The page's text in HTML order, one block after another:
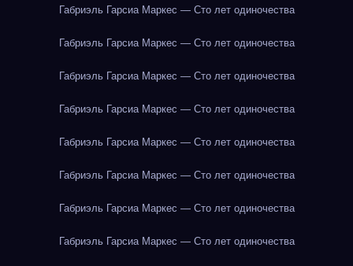
Габриэль Гарсиа Маркес — Сто лет одиночества
Габриэль Гарсиа Маркес — Сто лет одиночества
Габриэль Гарсиа Маркес — Сто лет одиночества
Габриэль Гарсиа Маркес — Сто лет одиночества
Габриэль Гарсиа Маркес — Сто лет одиночества
Габриэль Гарсиа Маркес — Сто лет одиночества
Габриэль Гарсиа Маркес — Сто лет одиночества
Габриэль Гарсиа Маркес — Сто лет одиночества